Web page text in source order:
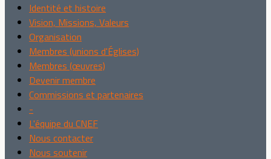
Identité et histoire
Vision, Missions, Valeurs
Organisation
Membres (unions d'Églises)
Membres (œuvres)
Devenir membre
Commissions et partenaires
-
L'équipe du CNEF
Nous contacter
Nous soutenir